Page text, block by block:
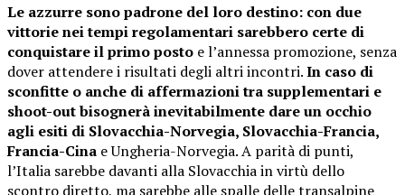
Le azzurre sono padrone del loro destino: con due
vittorie nei tempi regolamentari sarebbero certe di
conquistare il primo posto e l’annessa promozione, senza
dover attendere i risultati degli altri incontri.In caso di
sconfitte o anche di affermazioni tra supplementari e
shoot-out bisognerà inevitabilmente dare un occhio
agli esiti di Slovacchia-Norvegia, Slovacchia-Francia,
Francia-Cina e Ungheria-Norvegia. A parità di punti,
l’Italia sarebbe davanti alla Slovacchia in virtù dello
scontro diretto, ma sarebbe alle spalle delle transalpine